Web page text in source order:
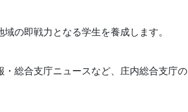
の即戦力となる学生を養成します。
総合支庁ニュースなど、庄内総合支庁の